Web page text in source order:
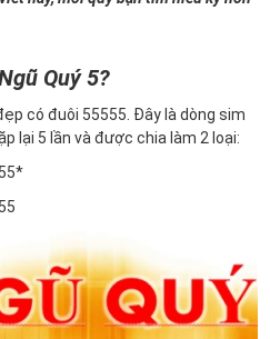
Quý 5?
có đuôi 55555. Đây là dòng sim
lại 5 lần và được chia làm 2 loại: